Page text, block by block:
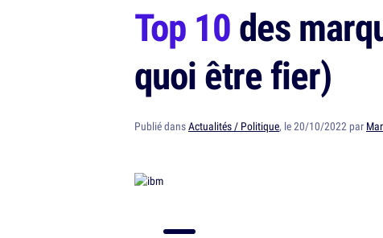
Top 10des
quoi être fier)
Publié dansActualités / Politique, le 20/10/2022 par